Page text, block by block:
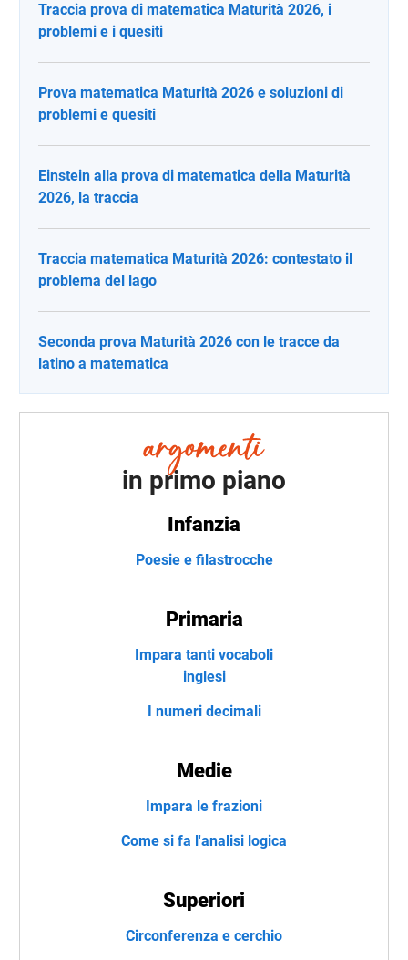
Traccia prova di matematica Maturità 2026, i
problemi e i quesiti
Prova matematica Maturità 2026 e soluzioni di
problemi e quesiti
Einstein alla prova di matematica della Maturità
2026, la traccia
Traccia matematica Maturità 2026: contestato il
problema del lago
Seconda prova Maturità 2026 con le tracce da
latino a matematica
in primo piano
Infanzia
Poesie e filastrocche
Primaria
Impara tanti vocaboli
inglesi
I numeri decimali
Medie
Impara le frazioni
Come si fa l'analisi logica
Superiori
Circonferenza e cerchio